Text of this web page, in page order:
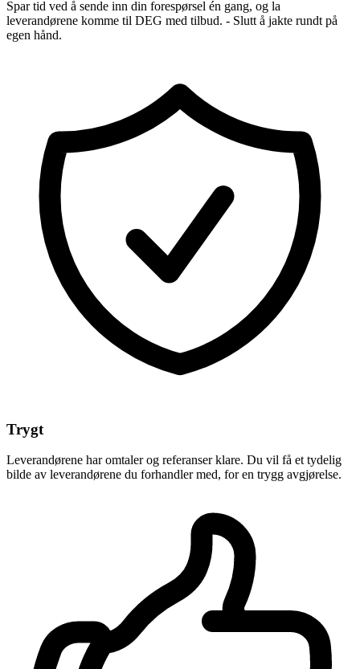
Spar tid ved å sende inn din forespørsel én gang, og la
leverandørene komme til DEG med tilbud. - Slutt å jakte rundt på
egen hånd.
Trygt
Leverandørene har omtaler og referanser klare. Du vil få et tydelig
bilde av leverandørene du forhandler med, for en trygg avgjørelse.